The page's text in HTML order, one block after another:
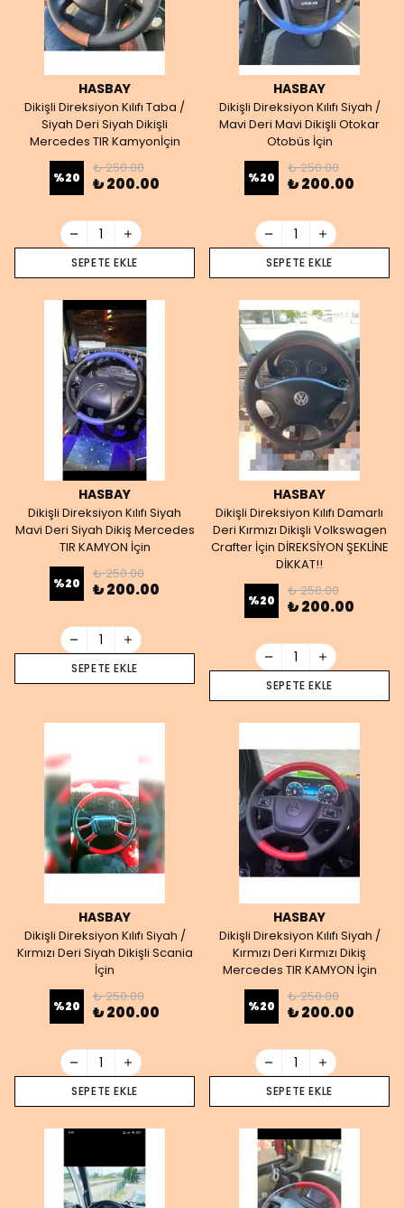
HASBAY
Dikişli Direksiyon Kılıfı Taba /
Siyah Deri Siyah Dikişli
Mercedes TIR Kamyonİçin
%20
₺ 250.00
₺ 200.00
SEPETE EKLE
HASBAY
Dikişli Direksiyon Kılıfı Siyah /
Mavi Deri Mavi Dikişli Otokar
Otobüs İçin
%20
₺ 250.00
₺ 200.00
SEPETE EKLE
HASBAY
Dikişli Direksiyon Kılıfı Siyah
Mavi Deri Siyah Dikiş Mercedes
TIR KAMYON İçin
%20
₺ 250.00
₺ 200.00
SEPETE EKLE
HASBAY
Dikişli Direksiyon Kılıfı Damarlı
Deri Kırmızı Dikişli Volkswagen
Crafter İçin DİREKSİYON ŞEKLİNE
DİKKAT!!
%20
₺ 250.00
₺ 200.00
SEPETE EKLE
HASBAY
Dikişli Direksiyon Kılıfı Siyah /
Kırmızı Deri Siyah Dikişli Scania
İçin
%20
₺ 250.00
₺ 200.00
SEPETE EKLE
HASBAY
Dikişli Direksiyon Kılıfı Siyah /
Kırmızı Deri Kırmızı Dikiş
Mercedes TIR KAMYON İçin
%20
₺ 250.00
₺ 200.00
SEPETE EKLE